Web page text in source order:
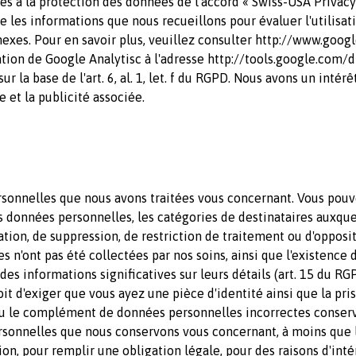
les informations que nous recueillons pour évaluer
Pour en savoir plus, veuillez consulter http://
de Google Analytisc à l'adresse http://tools.google.com/
la base de l'art. 6, al. 1, let. f du RGPD. Nous avons un
et la publicité associée.
que nous avons traitées vous concernant. Vous
personnelles, les catégories de destinataires
de suppression, de restriction de traitement ou
n'ont pas été collectées par nos soins, ainsi que l'existence
informations significatives sur leurs détails (art. 15 du
d'exiger que vous ayez une pièce d'identité ainsi que la
complément de données personnelles incorrectes
que nous conservons vous concernant, à moins
pour remplir une obligation légale, pour des raisons